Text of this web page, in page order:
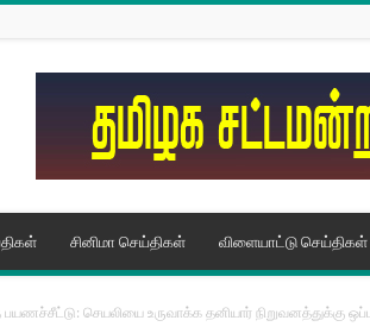
சினிமா செய்திகள் விளையாட்டு செய்திகள்
பயணச்சீட்டு: செயலியை உருவாக்க தனியார் நிறுவனத்துக்கு